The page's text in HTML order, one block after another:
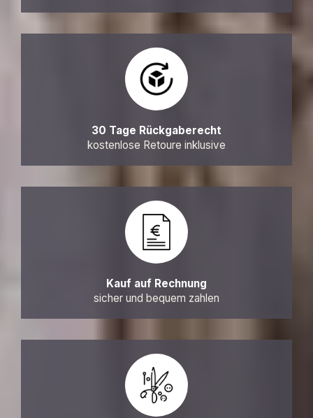
30 Tage Rückgaberecht
kostenlose Retoure inklusive
Kauf auf Rechnung
sicher und bequem zahlen